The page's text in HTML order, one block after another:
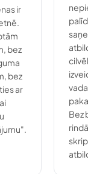
ir
bez
bez
ar
vada
Bez